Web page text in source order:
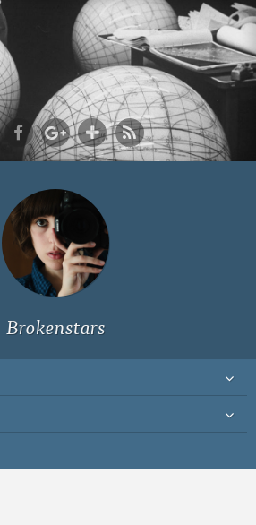
Ich bin Fyn,
23, und
wohne in
Köln
Brokenstars